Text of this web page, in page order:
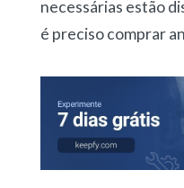
necessárias estão
é preciso comprar